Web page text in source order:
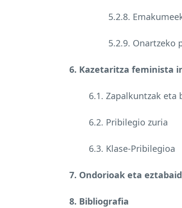
5.2.8.
5.2.9. Onartzeko
6. Kazetaritza feminista
6.1. Zapalkuntzak
6.2. Pribilegio zuria
6.3. Klase-Pribilegioa
7. Ondorioak eta
8. Bibliografia